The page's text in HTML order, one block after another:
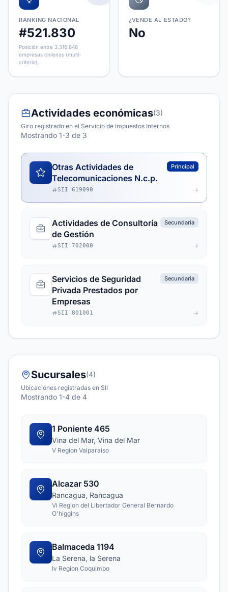
RANKING NACIONAL
#521.830
Posición entre 3.316.848
empresas chilenas (multi-
criterio).
¿VENDE AL ESTADO?
No
Actividades económicas(3)
Giro registrado en el Servicio de Impuestos Internos
Mostrando 1-3 de 3
Otras Actividades de
Telecomunicaciones N.c.p.
Principal
SII 619090
Actividades de Consultoría
de Gestión
Secundaria
SII 702000
Servicios de Seguridad
Privada Prestados por
Empresas
Secundaria
SII 801001
Sucursales(4)
Ubicaciones registradas en SII
Mostrando 1-4 de 4
1 Poniente 465
Vina del Mar, Vina del Mar
V Region Valparaiso
Alcazar 530
Rancagua, Rancagua
Vi Region del Libertador General Bernardo
O'higgins
Balmaceda 1194
La Serena, la Serena
Iv Region Coquimbo